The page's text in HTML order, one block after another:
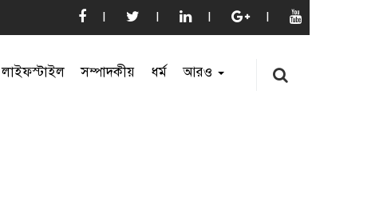
লাইফস্টাইল সম্পাদকীয় ধর্ম আরও